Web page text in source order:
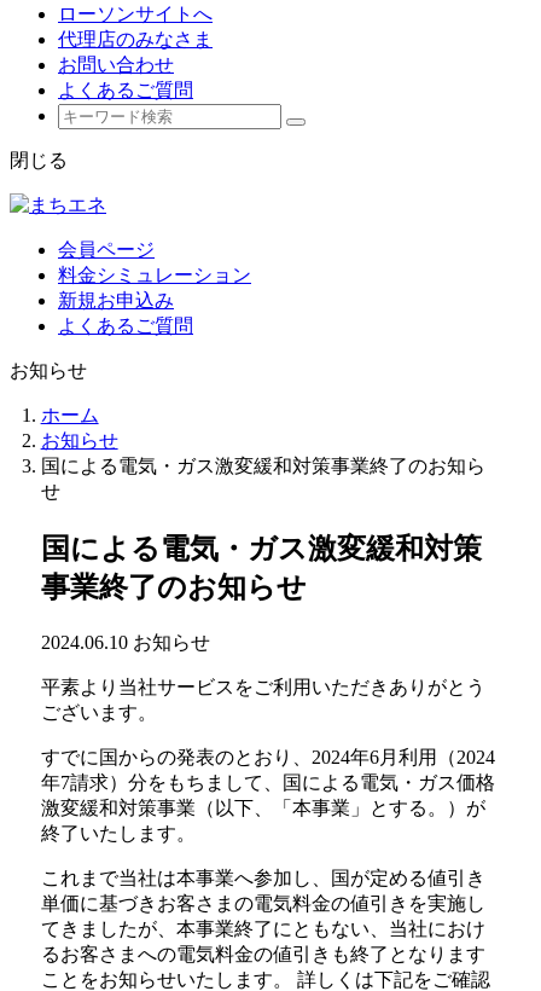
ローソンサイトへ
代理店のみなさま
お問い合わせ
よくあるご質問
閉じる
会員ページ
料金シミュレーション
新規お申込み
よくあるご質問
お知らせ
ホーム
お知らせ
国による電気・ガス激変緩和対策事業終了のお知ら
せ
国による電気・ガス激変緩和対策
事業終了のお知らせ
2024.06.10 お知らせ
平素より当社サービスをご利用いただきありがとう
ございます。
すでに国からの発表のとおり、2024年6月利用（2024
年7請求）分をもちまして、国による電気・ガス価格
激変緩和対策事業（以下、「本事業」とする。）が
終了いたします。
これまで当社は本事業へ参加し、国が定める値引き
単価に基づきお客さまの電気料金の値引きを実施し
てきましたが、本事業終了にともない、当社におけ
るお客さまへの電気料金の値引きも終了となります
ことをお知らせいたします。 詳しくは下記をご確認